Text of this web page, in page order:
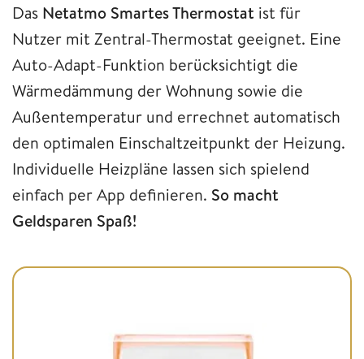
Das Netatmo Smartes Thermostat ist für
Nutzer mit Zentral-Thermostat geeignet. Eine
Auto-Adapt-Funktion berücksichtigt die
Wärmedämmung der Wohnung sowie die
Außentemperatur und errechnet automatisch
den optimalen Einschaltzeitpunkt der Heizung.
Individuelle Heizpläne lassen sich spielend
einfach per App definieren. So macht
Geldsparen Spaß!